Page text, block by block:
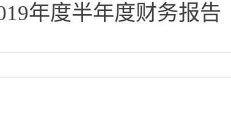
年度半年度财务报告